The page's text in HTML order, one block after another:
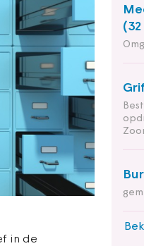
in de